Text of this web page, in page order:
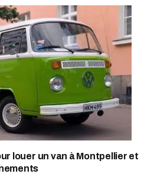
louer un van à Montpellier et